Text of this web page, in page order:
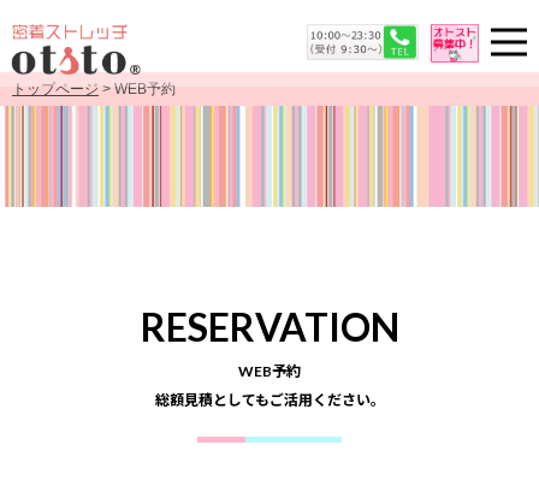
トップページ > WEB予約
RESERVATION
WEB予約
総額見積としてもご活用ください。